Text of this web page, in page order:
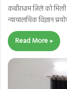
कबीरधाम जिले को मिली
न्यायालयिक विज्ञान
Read More »